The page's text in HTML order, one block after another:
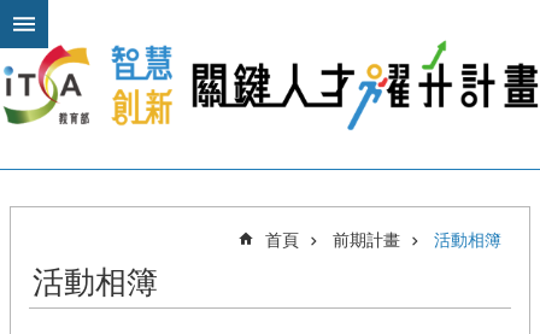
跳到主要內容區塊
進
搜
尋
本
計
首頁 前期計畫 活動相簿
活動相簿